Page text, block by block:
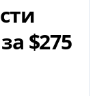
$275